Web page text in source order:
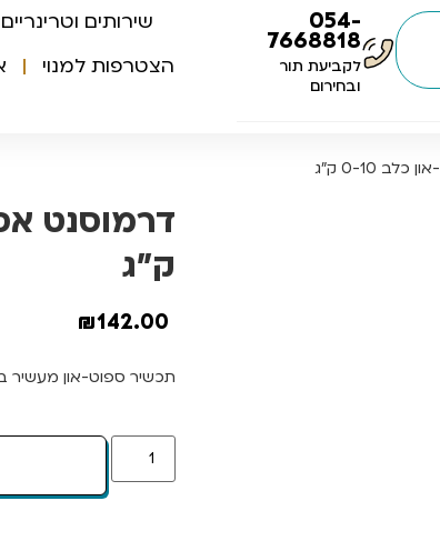
054-
7668818
לקביעת תור
ובחירום
שירותים וטרינריים
הצטרפות למנוי
ק”ג
142.00
₪
תכשיר ספוט-און מעשיר